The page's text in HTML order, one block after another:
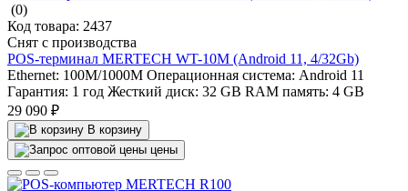
(0)
Код товара: 2437
Снят с производства
POS-терминал MERTECH WT-10M (Android 11, 4/32Gb)
Ethernet: 100M/1000M Операционная система: Android 11
Гарантия: 1 год Жесткий диск: 32 GB RAM память: 4 GB
29 090 ₽
В корзину
цены